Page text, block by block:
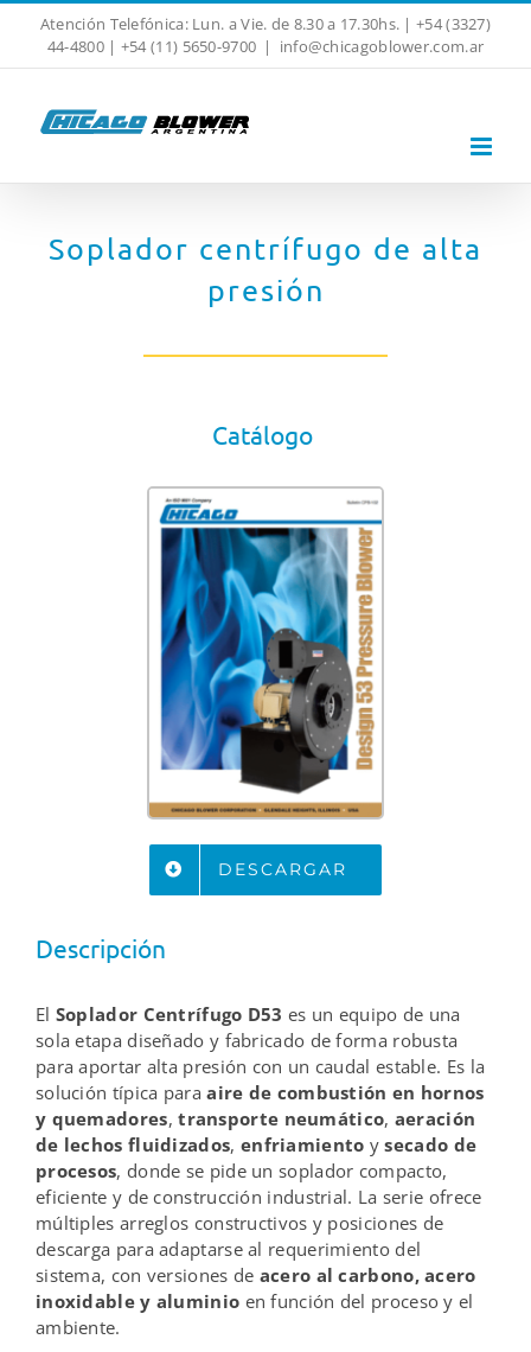
content
Atención Telefónica: Lun. a Vie. de 8.30 a 17.30hs. | +54 (3327)
44-4800 | +54 (11) 5650-9700 | info@chicagoblower.com.ar
Soplador centrífugo de alta
presión
Catálogo
DESCARGAR
Descripción
El Soplador Centrífugo D53 es un equipo de una
sola etapa diseñado y fabricado de forma robusta
para aportar alta presión con un caudal estable. Es la
solución típica paraaire de combustión en hornos
y quemadores,transporte neumático, aeración
de lechos fluidizados, enfriamiento ysecado de
procesos, donde se pide un soplador compacto,
eficiente y de construcción industrial. La serie ofrece
múltiples arreglos constructivos y posiciones de
descarga para adaptarse al requerimiento del
sistema, con versiones de acero al carbono, acero
inoxidable y aluminio en función del proceso y el
ambiente.